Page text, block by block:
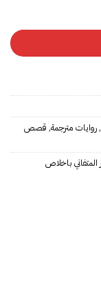
,روايات مترجمة, قصص